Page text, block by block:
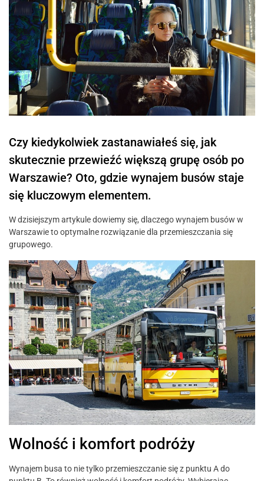
Czy kiedykolwiek zastanawiałeś się, jak
skutecznie przewieźć większą grupę osób po
Warszawie? Oto, gdzie wynajem busów staje
się kluczowym elementem.
W dzisiejszym artykule dowiemy się, dlaczego wynajem busów w
Warszawie to optymalne rozwiązanie dla przemieszczania się
grupowego.
Wolność i komfort podróży
Wynajem busa to nie tylko przemieszczanie się z punktu A do